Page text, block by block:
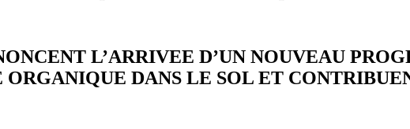
L’ARRIVEE D’UN NOUVEAU
DANS LE SOL ET